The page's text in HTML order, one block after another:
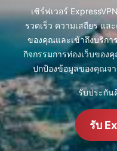
เซิร์ฟเวอร์
รวดเร็ว ความเสถียร แล
ของคุณและเข้าถึงบริก
กิจกรรมการท่องเว็บของ
ปกป้องข้อมูลของคุณจา
รับประกัน
รับ